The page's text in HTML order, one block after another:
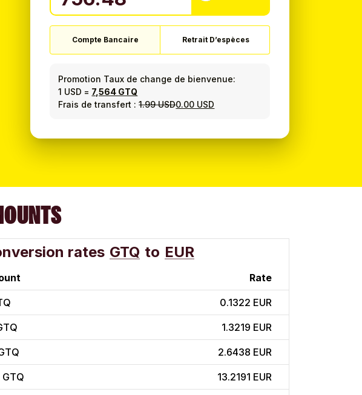
Compte Bancaire Retrait D’espèces
Promotion Taux de change de bienvenue:
1 USD = 7,564 GTQ
Frais de transfert :1.99 USD0.00 USD
rates GTQ to EUR
Rate
0.1322 EUR
1.3219 EUR
2.6438 EUR
GTQ 13.2191 EUR